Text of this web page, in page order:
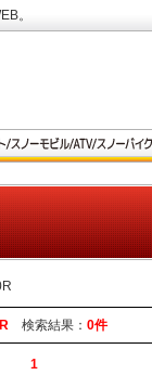
。
検索結果： 0件
1